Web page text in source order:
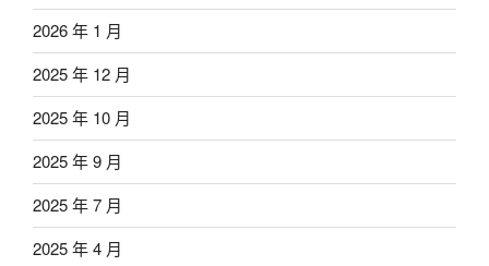
2026 年 1 月
2025 年 12 月
2025 年 10 月
2025 年 9 月
2025 年 7 月
2025 年 4 月